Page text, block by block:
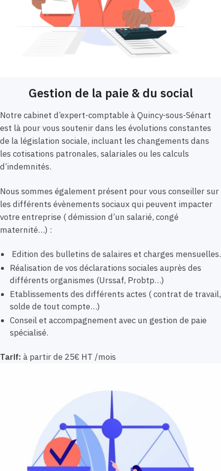
Gestion de la paie & du social
Notre cabinet d’expert-comptable à Quincy-sous-Sénart
est là pour vous soutenir dans les évolutions constantes
de la législation sociale, incluant les changements dans
les cotisations patronales, salariales ou les calculs
d’indemnités.
Nous sommes également présent pour vous conseiller sur
les différents évènements sociaux qui peuvent impacter
votre entreprise ( démission d’un salarié, congé
maternité…) :
Edition des bulletins de salaires et charges mensuelles.
Réalisation de vos déclarations sociales auprès des
différents organismes (Urssaf, Probtp…)
Etablissements des différents actes ( contrat de travail,
solde de tout compte…)
Conseil et accompagnement avec un gestion de paie
spécialisé.
Tarif: à partir de 25€ HT /mois